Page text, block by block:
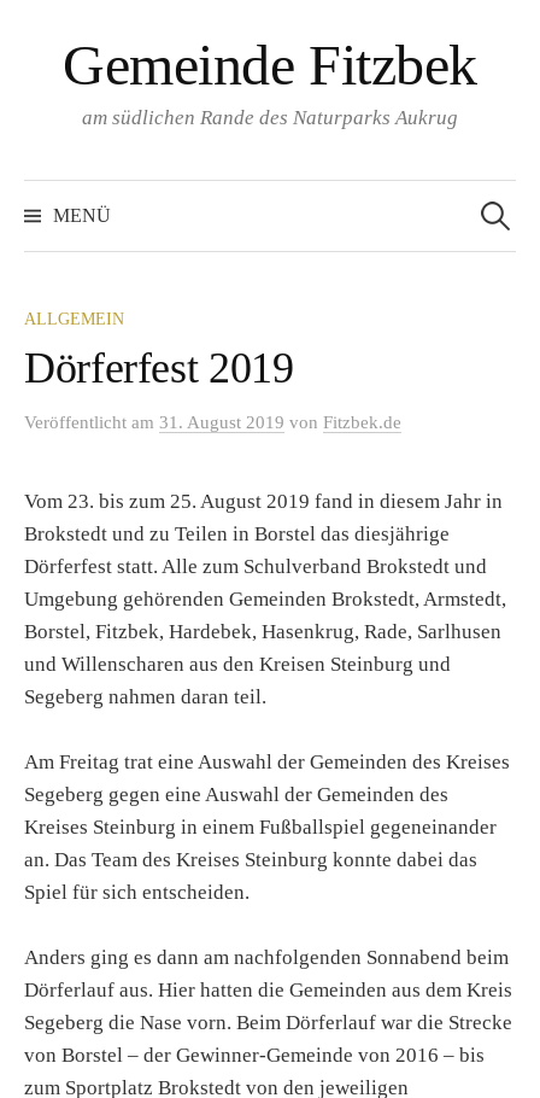
InhaltGemeinde Fitzbek
am südlichen Rande des Naturparks Aukrug
MENÜ
nach:
ALLGEMEIN
Dörferfest 2019
Veröffentlicht am 31. August 2019 von Fitzbek.de
Vom 23. bis zum 25. August 2019 fand in diesem Jahr in
Brokstedt und zu Teilen in Borstel das diesjährige
Dörferfest statt. Alle zum Schulverband Brokstedt und
Umgebung gehörenden Gemeinden Brokstedt, Armstedt,
Borstel, Fitzbek, Hardebek, Hasenkrug, Rade, Sarlhusen
und Willenscharen aus den Kreisen Steinburg und
Segeberg nahmen daran teil.
Am Freitag trat eine Auswahl der Gemeinden des Kreises
Segeberg gegen eine Auswahl der Gemeinden des
Kreises Steinburg in einem Fußballspiel gegeneinander
an. Das Team des Kreises Steinburg konnte dabei das
Spiel für sich entscheiden.
Anders ging es dann am nachfolgenden Sonnabend beim
Dörferlauf aus. Hier hatten die Gemeinden aus dem Kreis
Segeberg die Nase vorn. Beim Dörferlauf war die Strecke
von Borstel – der Gewinner-Gemeinde von 2016 – bis
zum Sportplatz Brokstedt von den jeweiligen